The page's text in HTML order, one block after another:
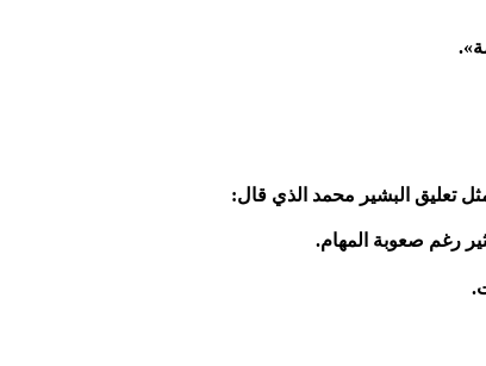
تعليق البشير محمد الذي قال:
رغم صعوبة المهام.